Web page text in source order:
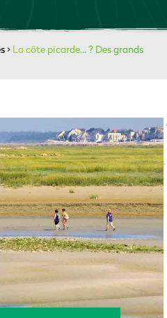
> La côte picarde… ? Des grands